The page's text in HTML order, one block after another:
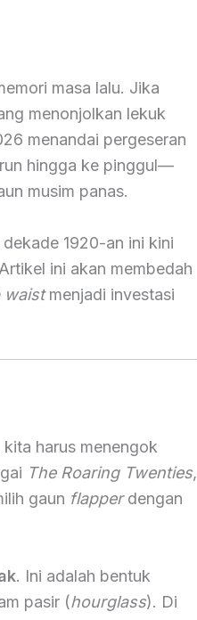
masa lalu. Jika
menonjolkan lekuk
menandai pergeseran
hingga ke pinggul—
musim panas.
1920-an ini kini
ini akan membedah
waistmenjadi investasi
harus menengok
The Roaring Twenties,
gaun flapperdengan
. Ini adalah bentuk
pasir (hourglass). Di